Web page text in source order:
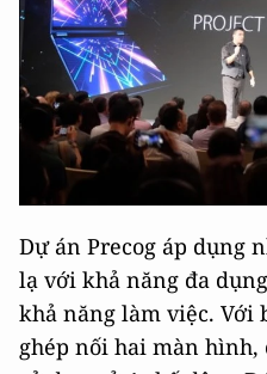
Dự án Precog áp dụng
lạ với khả năng đa
khả năng làm việc. Với
ghép nối hai màn hình,